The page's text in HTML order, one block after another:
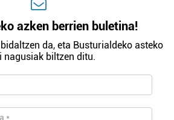
azken berrien buletina!
da, eta Busturialdeko asteko
nagusiak biltzen ditu.